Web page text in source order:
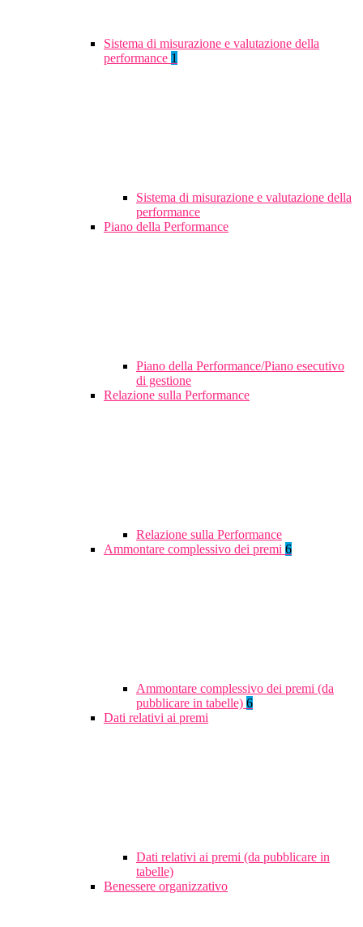
Sistema di misurazione e valutazione della
performance 1
Sistema di misurazione e valutazione della
performance
Piano della Performance
Piano della Performance/Piano esecutivo
di gestione
Relazione sulla Performance
Relazione sulla Performance
Ammontare complessivo dei premi 6
Ammontare complessivo dei premi (da
pubblicare in tabelle) 6
Dati relativi ai premi
Dati relativi ai premi (da pubblicare in
tabelle)
Benessere organizzativo